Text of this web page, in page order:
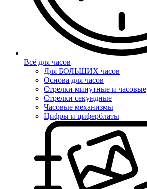
Всё для часов
Для БОЛЬШИХ часов
Основа для часов
Стрелки минутные и часовые
Стрелки секундные
Часовые механизмы
Цифры и циферблаты